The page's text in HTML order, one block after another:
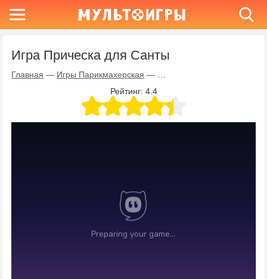
Игра Прическа для Санты
Главная — Игры Парикмахерская —
Рейтинг: 4.4